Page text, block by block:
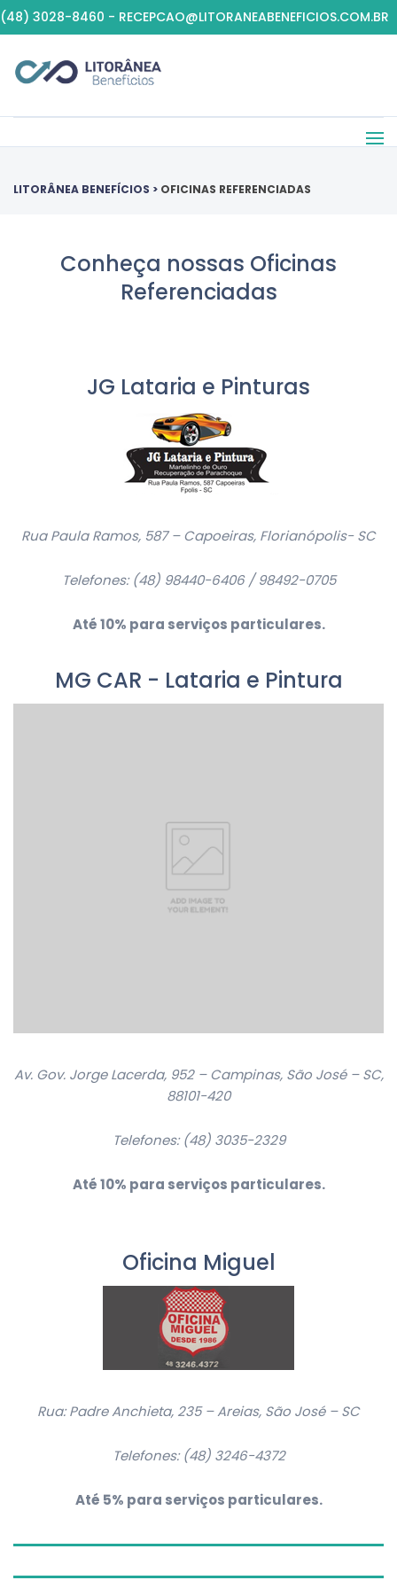
(48) 3028-8460 - RECEPCAO@LITORANEABENEFICIOS.COM.BR
LITORÂNEA BENEFÍCIOS > OFICINAS REFERENCIADAS
Conheça nossas Oficinas
Referenciadas
JG Lataria e Pinturas
Rua Paula Ramos, 587 – Capoeiras, Florianópolis- SC
Telefones:(48) 98440-6406 / 98492-0705
Até 10% para serviços particulares.
MG CAR - Lataria e Pintura
Av. Gov. Jorge Lacerda, 952 – Campinas, São José – SC,
88101-420
Telefones: (48) 3035-2329
Até 10% para serviços particulares.
Oficina Miguel
Rua: Padre Anchieta, 235 – Areias, São José – SC
Telefones:(48) 3246-4372
Até 5% para serviços particulares.